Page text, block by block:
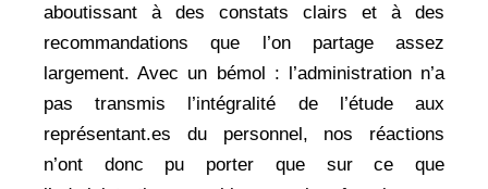
aboutissant à des constats clairs et à des
recommandations que l’on partage assez
largement. Avec un bémol : l’administration n’a
pas transmis l’intégralité de l’étude aux
représentant.es du personnel, nos réactions
n’ont donc pu porter que sur ce que